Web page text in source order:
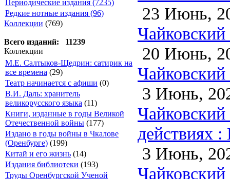
Периодические издания (7235)
Редкие нотные издания (96)
Коллекции (769)
Всего изданий: 11239
Коллекции
М.Е. Салтыков-Щедрин: сатирик на
все времена (29)
Театр начинается с афиши (0)
В.И. Даль: хранитель
великорусского языка (11)
Книги, изданные в годы Великой
Отечественной войны (177)
Издано в годы войны в Чкалове
(Оренбурге) (199)
Китай и его жизнь (14)
Издания библиотеки (193)
Труды Оренбургской Ученой
23 Июнь,
20 Июнь,
3 Июнь,
действиях :
3 Июнь,